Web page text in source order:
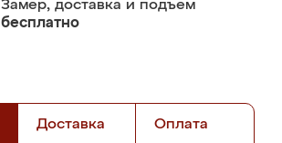
Замер, доставка и подъем
бесплатно
Доставка Оплата